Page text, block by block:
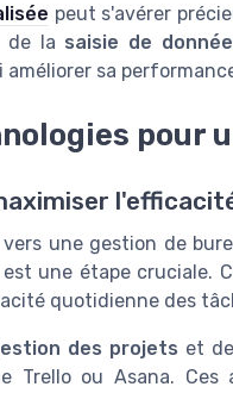
peut s'avérer
de la saisie de
améliorer sa
pour
une gestion de
une étape cruciale.
quotidienne des
des projets et
Trello ou Asana. Ces